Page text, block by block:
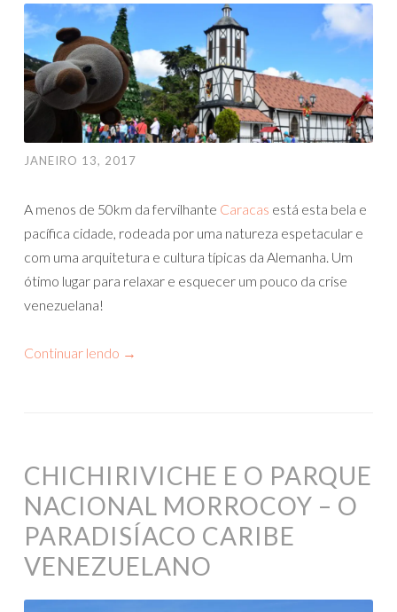
JANEIRO 13, 2017
A menos de 50km da fervilhante Caracas está esta bela e
pacífica cidade, rodeada por uma natureza espetacular e
com uma arquitetura e cultura típicas da Alemanha. Um
ótimo lugar para relaxar e esquecer um pouco da crise
venezuelana!
Continuar lendo →
CHICHIRIVICHE E O PARQUE
NACIONAL MORROCOY – O
PARADISÍACO CARIBE
VENEZUELANO